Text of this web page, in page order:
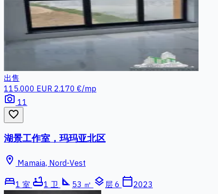
出售
115.000 EUR 2.170 €/mp
photo_camera 11
favorite_border
湖景工作室，玛玛亚北区
location_on Mamaia, Nord-Vest
bed1 室 bathtub1 卫 square_foot 53 ㎡ layers 层 6 calendar_today2023